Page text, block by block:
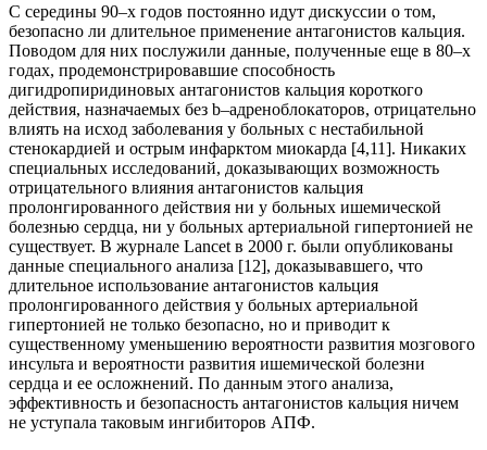
С середины 90–х годов постоянно идут дискуссии о том,
безопасно ли длительное применение антагонистов кальция.
Поводом для них послужили данные, полученные еще в 80–х
годах, продемонстрировавшие способность
дигидропиридиновых антагонистов кальция короткого
действия, назначаемых без b–адреноблокаторов, отрицательно
влиять на исход заболевания у больных с нестабильной
стенокардией и острым инфарктом миокарда [4,11]. Никаких
специальных исследований, доказывающих возможность
отрицательного влияния антагонистов кальция
пролонгированного действия ни у больных ишемической
болезнью сердца, ни у больных артериальной гипертонией не
существует. В журнале Lancet в 2000 г. были опубликованы
данные специального анализа [12], доказывавшего, что
длительное использование антагонистов кальция
пролонгированного действия у больных артериальной
гипертонией не только безопасно, но и приводит к
существенному уменьшению вероятности развития мозгового
инсульта и вероятности развития ишемической болезни
сердца и ее осложнений. По данным этого анализа,
эффективность и безопасность антагонистов кальция ничем
не уступала таковым ингибиторов АПФ.